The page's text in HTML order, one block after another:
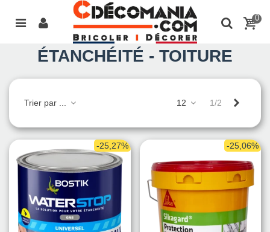
0
ÉTANCHÉITÉ - TOITURE
Trier par ... 12 1/2
-25,27% -25,06%